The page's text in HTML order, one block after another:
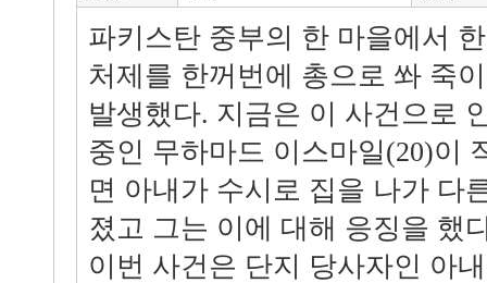
파키스탄 중부의 한 마을에서
처제를 한꺼번에 총으로 쏴 죽
발생했다. 지금은 이 사건으로
중인 무하마드 이스마일(20)이
면 아내가 수시로 집을 나가 다
졌고 그는 이에 대해 응징을 했
이번 사건은 단지 당사자인 아